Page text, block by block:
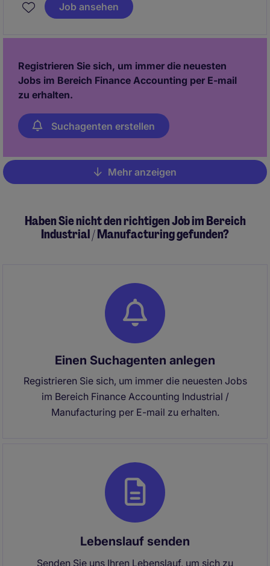
Job ansehen
Registrieren Sie sich, um immer die neuesten
Jobs im Bereich Finance Accounting per E-mail
zu erhalten.
Suchagenten erstellen
Pagination
Mehr anzeigen
Haben Sie nicht den richtigen Job im Bereich
Industrial / Manufacturing gefunden?
Einen Suchagenten anlegen
Registrieren Sie sich, um immer die neuesten Jobs
im Bereich Finance Accounting Industrial /
Manufacturing per E-mail zu erhalten.
Lebenslauf senden
Senden Sie uns Ihren Lebenslauf, um sich zu